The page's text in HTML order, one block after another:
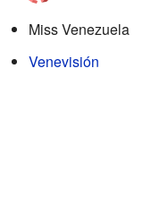
Miss Venezuela
Venevisión